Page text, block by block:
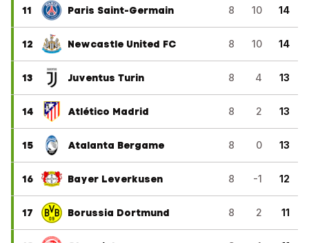
11 Paris Saint-Germain 8 10 14
12 Newcastle United FC 8 10 14
13 Juventus Turin 8 4 13
14 Atlético Madrid 8 2 13
15 Atalanta Bergame 8 0 13
16 Bayer Leverkusen 8 -1 12
17 Borussia Dortmund 8 2 11